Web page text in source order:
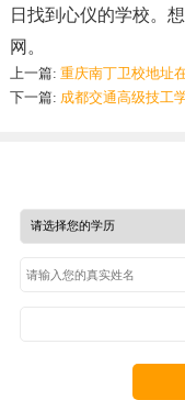
日找到心仪的学校。
网。
上一篇: 重庆南丁卫校地址
下一篇: 成都交通高级技工